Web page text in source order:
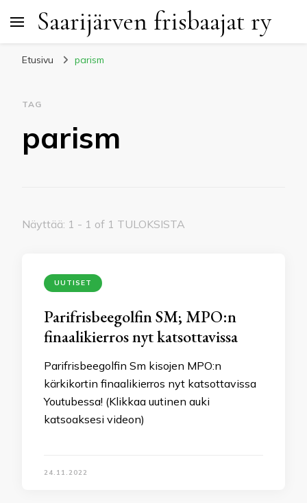
Saarijärven frisbaajat ry
Etusivu parism
TAG
parism
Näyttää: 1 - 1 of 1 TULOKSISTA
UUTISET
Parifrisbeegolfin SM; MPO:n
finaalikierros nyt katsottavissa
Parifrisbeegolfin Sm kisojen MPO:n
kärkikortin finaalikierros nyt katsottavissa
Youtubessa! (Klikkaa uutinen auki
katsoaksesi videon)
24.11.2022